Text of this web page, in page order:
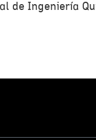
de Ingeniería